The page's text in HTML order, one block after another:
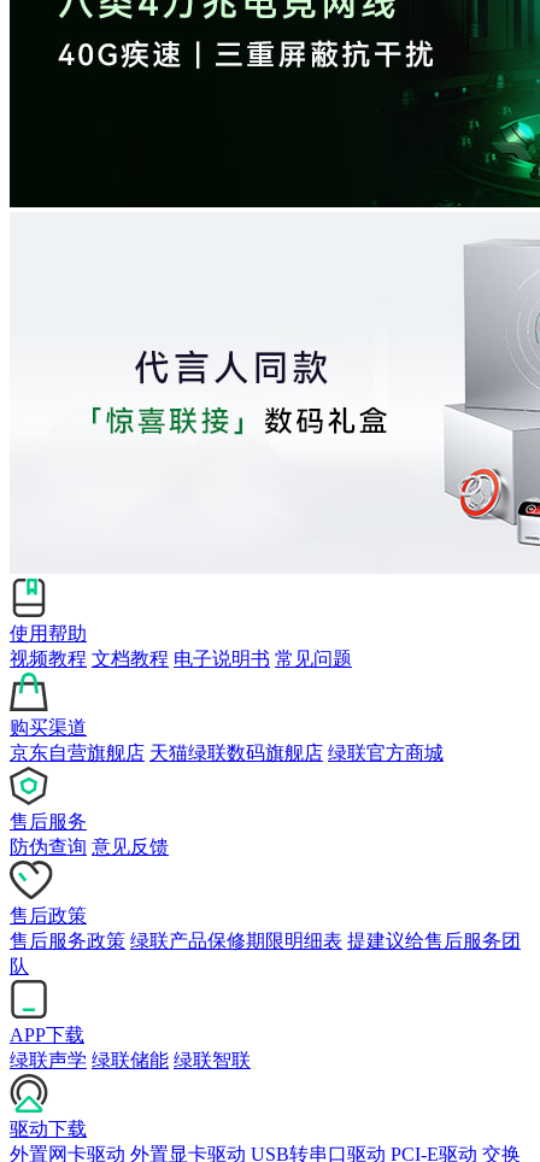
使用帮助
视频教程 文档教程 电子说明书 常见问题
购买渠道
京东自营旗舰店 天猫绿联数码旗舰店 绿联官方商城
售后服务
防伪查询 意见反馈
售后政策
售后服务政策 绿联产品保修期限明细表 提建议给售后服务团
队
APP下载
绿联声学 绿联储能 绿联智联
驱动下载
外置网卡驱动 外置显卡驱动 USB转串口驱动 PCI-E驱动 交换